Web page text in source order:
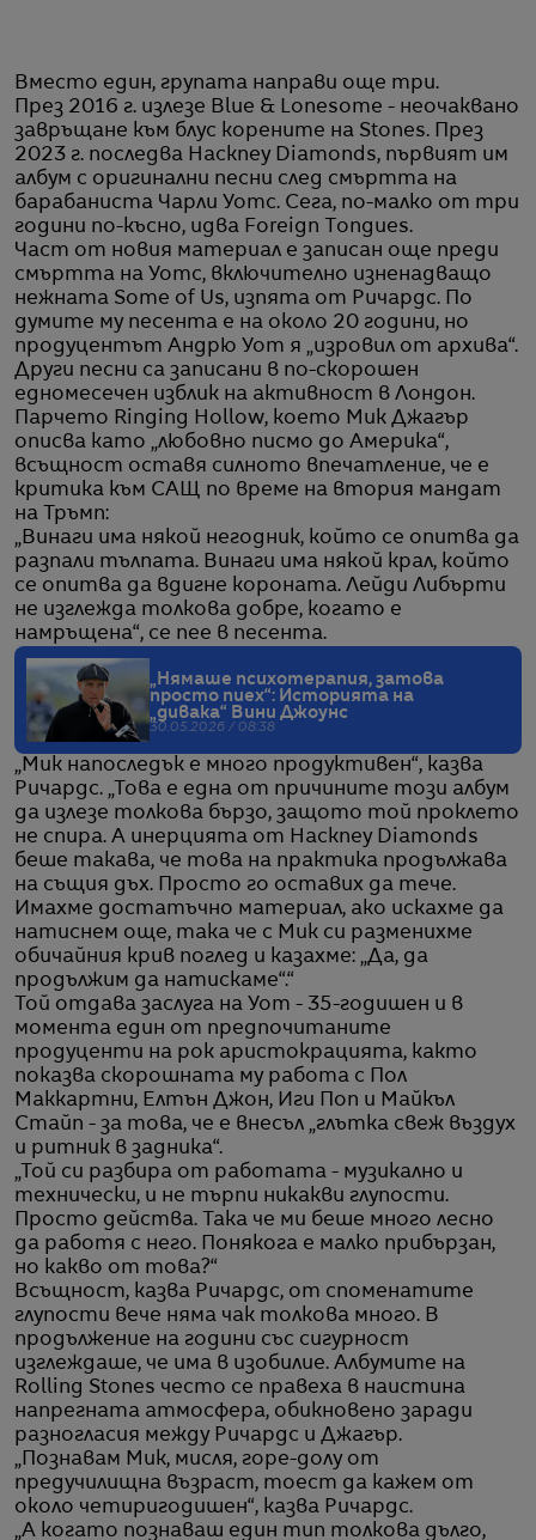
Вместо един, групата направи още три.
През 2016 г. излезе Blue & Lonesome - неочаквано
завръщане към блус корените на Stones. През
2023 г. последва Hackney Diamonds, първият им
албум с оригинални песни след смъртта на
барабаниста Чарли Уотс. Сега, по-малко от три
години по-късно, идва Foreign Tongues.
Част от новия материал е записан още преди
смъртта на Уотс, включително изненадващо
нежната Some of Us, изпята от Ричардс. По
думите му песента е на около 20 години, но
продуцентът Андрю Уот я „изровил от архива“.
Други песни са записани в по-скорошен
едномесечен изблик на активност в Лондон.
Парчето Ringing Hollow, което Мик Джагър
описва като „любовно писмо до Америка“,
всъщност оставя силното впечатление, че е
критика към САЩ по време на втория мандат
на Тръмп:
„Винаги има някой негодник, който се опитва да
разпали тълпата. Винаги има някой крал, който
се опитва да вдигне короната. Лейди Либърти
не изглежда толкова добре, когато е
намръщена“, се пее в песента.
„Нямаше психотерапия, затова
просто пиех“: Историята на
„дивака“ Вини Джоунс
30.05.2026 / 08:38
„Мик напоследък е много продуктивен“, казва
Ричардс. „Това е една от причините този албум
да излезе толкова бързо, защото той проклето
не спира. А инерцията от Hackney Diamonds
беше такава, че това на практика продължава
на същия дъх. Просто го оставих да тече.
Имахме достатъчно материал, ако искахме да
натиснем още, така че с Мик си разменихме
обичайния крив поглед и казахме: „Да, да
продължим да натискаме“.“
Той отдава заслуга на Уот - 35-годишен и в
момента един от предпочитаните
продуценти на рок аристокрацията, както
показва скорошната му работа с Пол
Маккартни, Елтън Джон, Иги Поп и Майкъл
Стайп - за това, че е внесъл „глътка свеж въздух
и ритник в задника“.
„Той си разбира от работата - музикално и
технически, и не търпи никакви глупости.
Просто действа. Така че ми беше много лесно
да работя с него. Понякога е малко прибързан,
но какво от това?“
Всъщност, казва Ричардс, от споменатите
глупости вече няма чак толкова много. В
продължение на години със сигурност
изглеждаше, че има в изобилие. Албумите на
Rolling Stones често се правеха в наистина
напрегната атмосфера, обикновено заради
разногласия между Ричардс и Джагър.
„Познавам Мик, мисля, горе-долу от
предучилищна възраст, тоест да кажем от
около четиригодишен“, казва Ричардс.
„А когато познаваш един тип толкова дълго,